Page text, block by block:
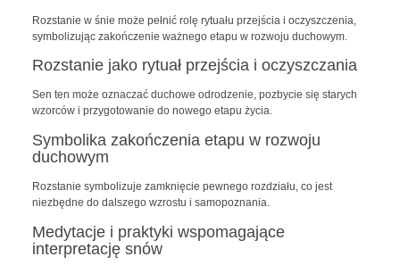
Rozstanie w śnie może pełnić rolę rytuału przejścia i oczyszczenia,
symbolizując zakończenie ważnego etapu w rozwoju duchowym.
Rozstanie jako rytuał przejścia i oczyszczania
Sen ten może oznaczać duchowe odrodzenie, pozbycie się starych
wzorców i przygotowanie do nowego etapu życia.
Symbolika zakończenia etapu w rozwoju
duchowym
Rozstanie symbolizuje zamknięcie pewnego rozdziału, co jest
niezbędne do dalszego wzrostu i samopoznania.
Medytacje i praktyki wspomagające
interpretację snów